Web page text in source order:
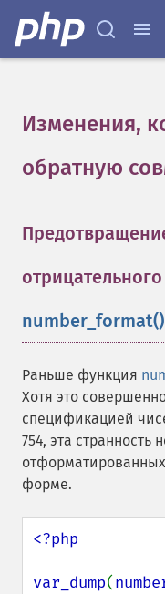
Изменения,
обратную
number_format()
Раньше функция
Хотя это
спецификацией
754, эта
форме.
<?php
var_dump(